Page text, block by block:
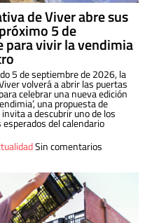
de Viver abre sus
5 de
para vivir la vendimia
5 de septiembre de 2026, la
volverá a abrir las puertas
celebrar una nueva edición
una propuesta de
a descubrir uno de los
del calendario
Sin comentarios